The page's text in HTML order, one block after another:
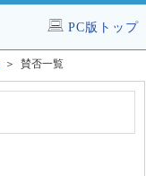
PC版トップ
＞ 賛否一覧